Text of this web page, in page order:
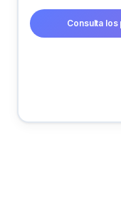
Consulta